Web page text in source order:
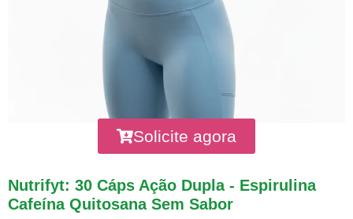
Solicite agora
Nutrifyt: 30 Cáps Ação Dupla - Espirulina
Cafeína Quitosana Sem Sabor